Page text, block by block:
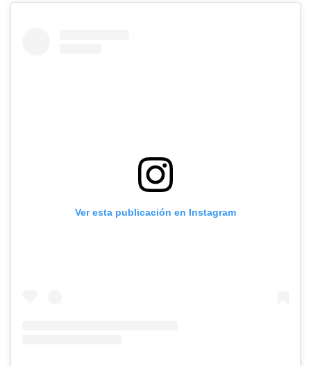
Ver esta publicación en Instagram